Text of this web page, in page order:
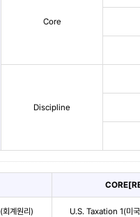
Core
Discipline
계원리) U.S. Taxation 1(미